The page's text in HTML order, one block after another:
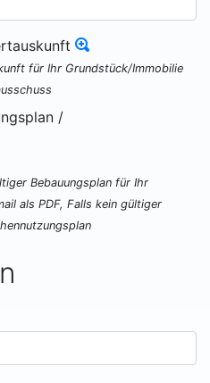
für Ihr Grundstück/Immobilie
/
Bebauungsplan für Ihr
als PDF, Falls kein gültiger